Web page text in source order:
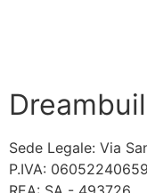
Sede Legale: Via
P.IVA: 06052240659